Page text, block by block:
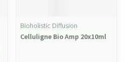
Bioholistic Diffusion
Celluligne Bio Amp 20x10ml